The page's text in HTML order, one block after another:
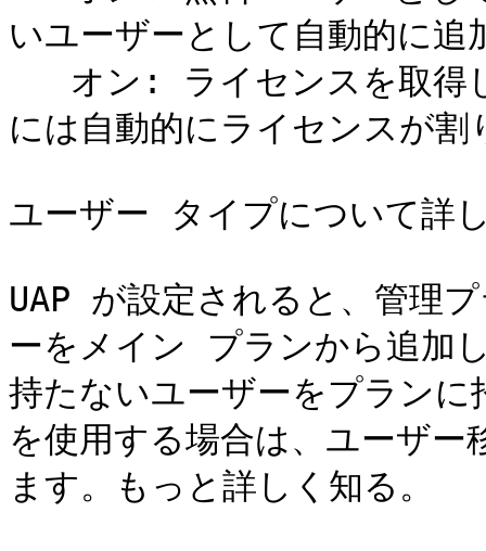
いユーザーとして自動的に
には自動的にライセンスが割
ユーザー タイプについて詳
UAP が設定されると、管理
ーをメイン プランから追加
持たないユーザーをプラン
を使用する場合は、ユーザ
ます。もっと詳しく知る。